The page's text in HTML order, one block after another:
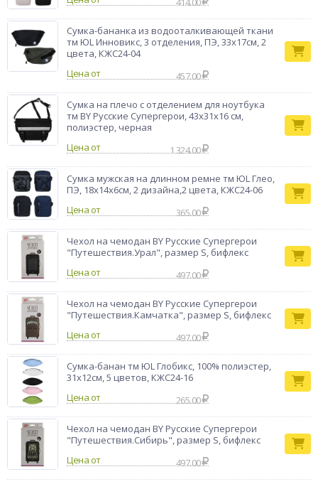
Сумка-бананка из водооталкивающей ткани
тм ЮL Инновикс, 3 отделения, ПЭ, 33х17см, 2
цвета, КЖС24-04
Цена от
457.00
Сумка на плечо с отделением для ноутбука
тм BY Русские Супергерои, 43x31x16 см,
полиэстер, черная
Цена от
1 324.00
Сумка мужская на длинном ремне тм ЮL Глео,
ПЭ, 18х14х6см, 2 дизайна,2 цвета, КЖС24-06
Цена от
365.00
Чехол на чемодан BY Русские Супергерои
"Путешествия.Урал", размер S, бифлекс
Цена от
497.00
Чехол на чемодан BY Русские Супергерои
"Путешествия.Камчатка", размер S, бифлекс
Цена от
497.00
Сумка-банан тм ЮL Глобикс, 100% полиэстер,
31х12см, 5 цветов, КЖС24-16
Цена от
265.00
Чехол на чемодан BY Русские Супергерои
"Путешествия.Сибирь", размер S, бифлекс
Цена от
497.00